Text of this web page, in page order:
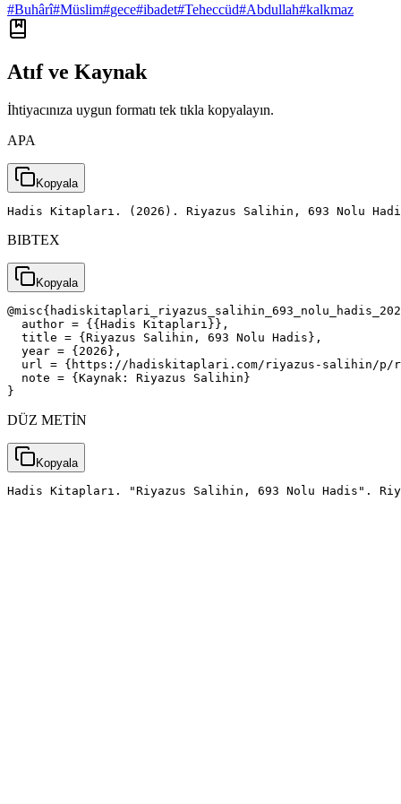
#Buhârî#Müslim#gece#ibadet#Teheccüd#Abdullah#kalkmaz
Atıf ve Kaynak
İhtiyacınıza uygun formatı tek tıkla kopyalayın.
APA
Kopyala
Hadis Kitapları. (2026). Riyazus Salihin, 693 Nolu
BIBTEX
Kopyala
  author = {{Hadis Kitapları}},
  title = {Riyazus Salihin, 693 Nolu Hadis},
  year = {2026},
url = {https://hadiskitaplari.com/riyazus-salihin/
  note = {Kaynak: Riyazus Salihin}
}
DÜZ METİN
Kopyala
Hadis Kitapları. "Riyazus Salihin, 693 Nolu Hadis".